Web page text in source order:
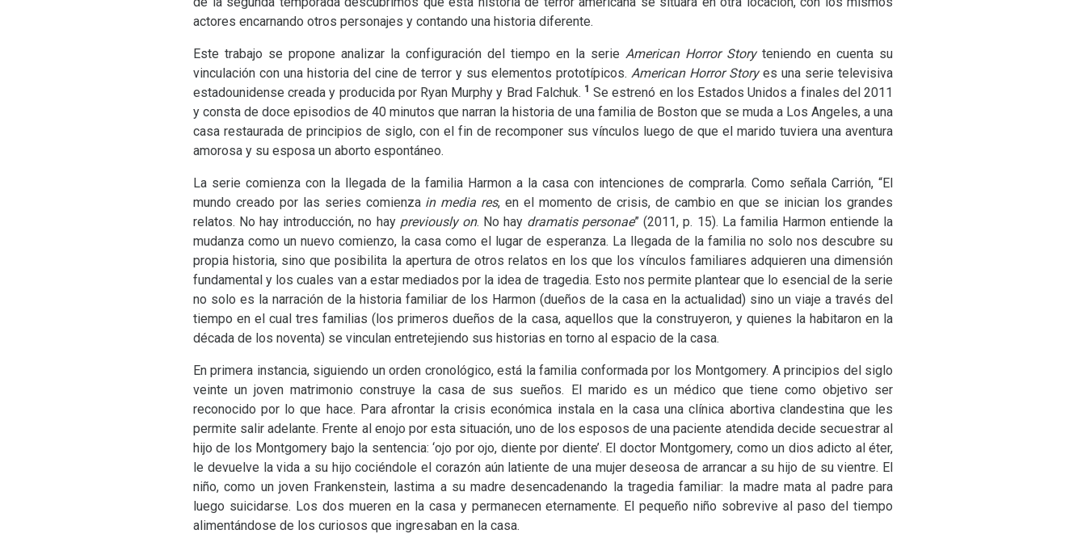
actores encarnando otros personajes y contando una historia diferente.
Este trabajo se propone analizar la configuración del tiempo en la serie American Horror Storyteniendo en cuenta su
vinculación con una historia del cine de terror y sus elementos prototípicos. American Horror Story es una serie televisiva
estadounidense creada y producida por Ryan Murphy y Brad Falchuk. 1 Se estrenó en los Estados Unidos a finales del 2011
y consta de doce episodios de 40 minutos que narran la historia de una familia de Boston que se muda a Los Angeles, a una
casa restaurada de principios de siglo, con el fin de recomponer sus vínculos luego de que el marido tuviera una aventura
amorosa y su esposa un aborto espontáneo.
La serie comienza con la llegada de la familia Harmon a la casa con intenciones de comprarla. Como señala Carrión, “El
mundo creado por las series comienza in media res, en el momento de crisis, de cambio en que se inician los grandes
relatos. No hay introducción, no hay previously on. No hay dramatis personae” (2011, p. 15). La familia Harmon entiende la
mudanza como un nuevo comienzo, la casa como el lugar de esperanza. La llegada de la familia no solo nos descubre su
propia historia, sino que posibilita la apertura de otros relatos en los que los vínculos familiares adquieren una dimensión
fundamental y los cuales van a estar mediados por la idea de tragedia. Esto nos permite plantear que lo esencial de la serie
no solo es la narración de la historia familiar de los Harmon (dueños de la casa en la actualidad) sino un viaje a través del
tiempo en el cual tres familias (los primeros dueños de la casa, aquellos que la construyeron, y quienes la habitaron en la
década de los noventa) se vinculan entretejiendo sus historias en torno al espacio de la casa.
En primera instancia, siguiendo un orden cronológico, está la familia conformada por los Montgomery. A principios del siglo
veinte un joven matrimonio construye la casa de sus sueños. El marido es un médico que tiene como objetivo ser
reconocido por lo que hace. Para afrontar la crisis económica instala en la casa una clínica abortiva clandestina que les
permite salir adelante. Frente al enojo por esta situación, uno de los esposos de una paciente atendida decide secuestrar al
hijo de los Montgomery bajo la sentencia: ‘ojo por ojo, diente por diente’. El doctor Montgomery, como un dios adicto al éter,
le devuelve la vida a su hijo cociéndole el corazón aún latiente de una mujer deseosa de arrancar a su hijo de su vientre. El
niño, como un joven Frankenstein, lastima a su madre desencadenando la tragedia familiar: la madre mata al padre para
luego suicidarse. Los dos mueren en la casa y permanecen eternamente. El pequeño niño sobrevive al paso del tiempo
alimentándose de los curiosos que ingresaban en la casa.